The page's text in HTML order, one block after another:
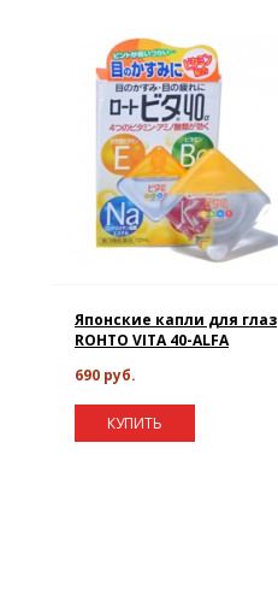
Японские капли для глаз
ROHTO VITA 40-ALFA
690 руб.
КУПИТЬ